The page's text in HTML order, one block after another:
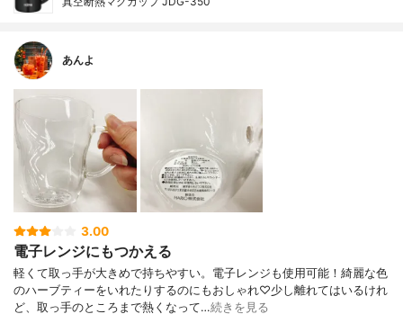
あんよ
3.00
電子レンジにもつかえる
軽くて取っ手が大きめで持ちやすい。電子レンジも使用可能！綺麗な色
のハーブティーをいれたりするのにもおしゃれ♡少し離れてはいるけれ
ど、取っ手のところまで熱くなって…続きを見る